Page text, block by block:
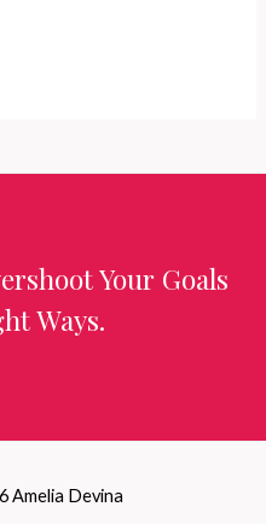
Your Goals
Ways.
Amelia Devina